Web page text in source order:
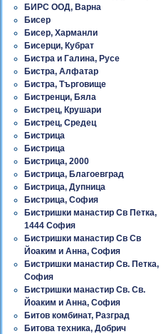
БИРС ООД, Варна
Бисер
Бисер, Харманли
Бисерци, Кубрат
Бистра и Галина, Русе
Бистра, Алфатар
Бистра, Търговище
Бистренци, Бяла
Бистрец, Крушари
Бистрец, Средец
Бистрица
Бистрица
Бистрица, 2000
Бистрица, Благоевград
Бистрица, Дупница
Бистрица, София
Бистришки манастир Св Петка,
1444 София
Бистришки манастир Св Св
Йоаким и Анна, София
Бистришки манастир Св. Петка,
София
Бистришки манастир Св. Св.
Йоаким и Анна, София
Битов комбинат, Разград
Битова техника, Добрич